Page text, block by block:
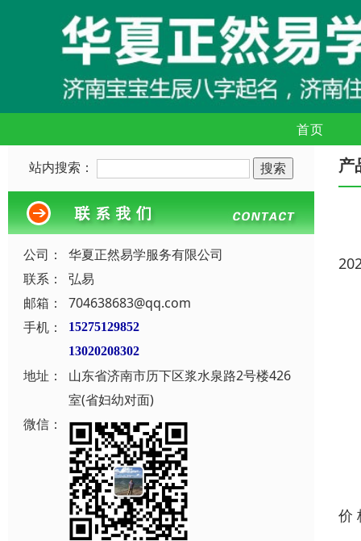
首页
站内搜索：
公司：
华夏正然易学服务有限公司
联系：
弘易
邮箱：
704638683@qq.com
手机：
15275129852
13020208302
地址：
山东省济南市历下区浆水泉路2号楼426
室(省妇幼对面)
微信：
产
价